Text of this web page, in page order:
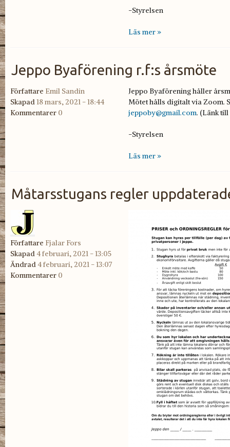
-Styrelsen
Läs mer »
Jeppo Byaförening r.f:s årsmöte
Författare Emil Sandin
Skapad18 mars, 2021 - 18:44
Kommentarer 0
Jeppo Byaförening håller
Mötet hålls digitalt via Zoom.
jeppoby@gmail.com. (Länk
-Styrelsen
Läs mer »
Måtarsstugans regler
Författare Fjalar Fors
Skapad4 februari, 2021 - 13:05
Ändrad4 februari, 2021 - 13:07
Kommentarer 0